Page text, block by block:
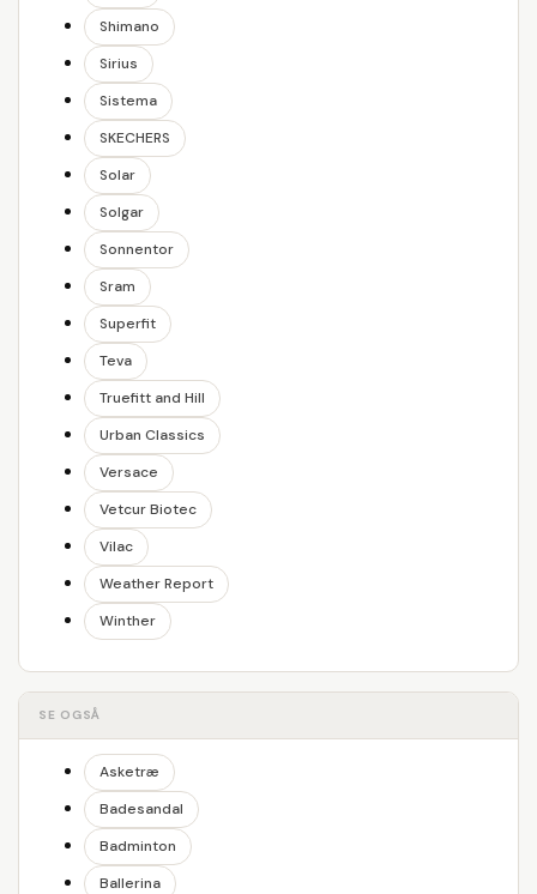
Shimano
Sirius
Sistema
SKECHERS
Solar
Solgar
Sonnentor
Sram
Superfit
Teva
Truefitt and Hill
Urban Classics
Versace
Vetcur Biotec
Vilac
Weather Report
Winther
SE OGSÅ
Asketræ
Badesandal
Badminton
Ballerina